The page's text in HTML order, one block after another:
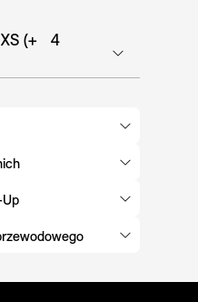
XS (+ 4